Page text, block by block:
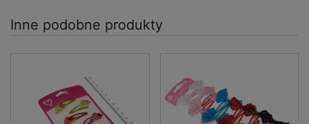
Inne podobne produkty